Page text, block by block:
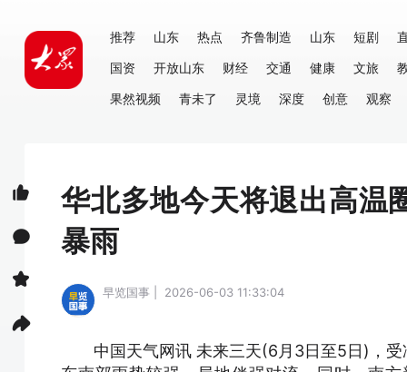
推荐 山东 热点 齐鲁制造 山东 短剧
国资
开放山东 财经 交通 健康 文旅
果然视频
青未了 灵境 深度 创意 观察
华北多地今天将退出高温
暴雨
早览国事 | 2026-06-03 11:33:04
中国天气网讯 未来三天(6月3日至5日)，受